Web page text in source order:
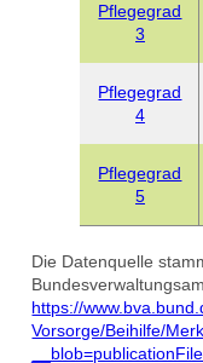
Pflegegrad
3
Pflegegrad
4
Pflegegrad
5
Die Datenquelle
https://
Vorsorge/Beihilfe/